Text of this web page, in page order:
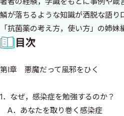
鱗が落ちるような知識が洒脱な語り
「抗菌薬の考え方，使い方」の姉妹
目次
第I章 悪魔だって風邪をひく
1．なぜ，感染症を勉強するのか？
A．あなたを取り巻く感染症